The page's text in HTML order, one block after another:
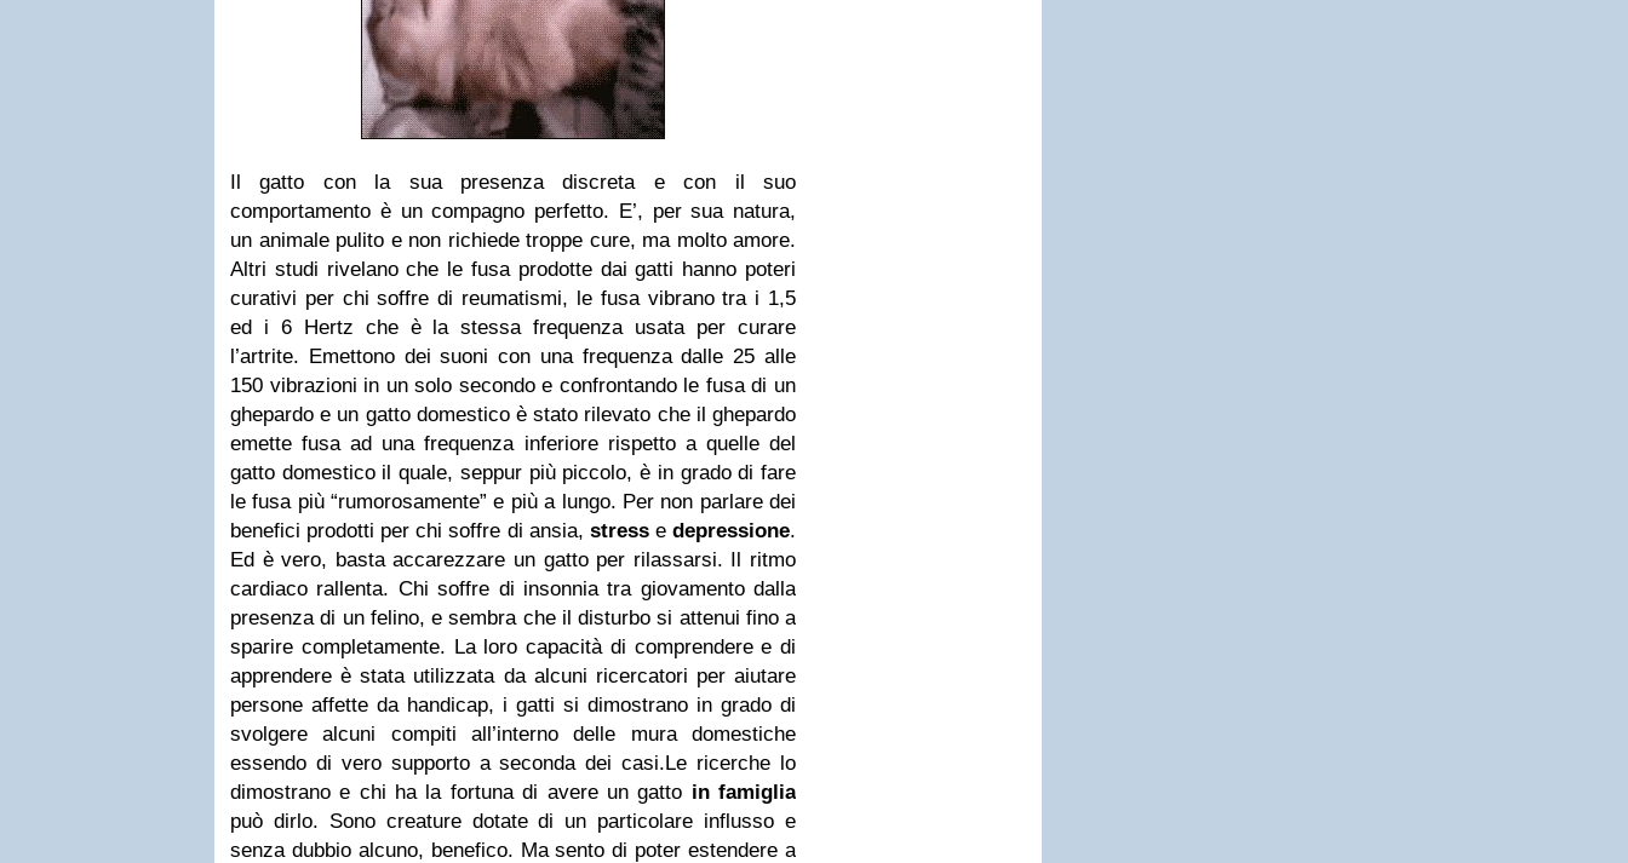
Il gatto con la sua presenza discreta e con il suo
comportamento è un compagno perfetto. E’, per sua natura,
un animale pulito e non richiede troppe cure, ma molto amore.
Altri studi rivelano che le fusa prodotte dai gatti hanno poteri
curativi per chi soffre di reumatismi, le fusa vibrano tra i 1,5
ed i 6 Hertz che è la stessa frequenza usata per curare
l’artrite. Emettono dei suoni con una frequenza dalle 25 alle
150 vibrazioni in un solo secondo e confrontando le fusa di un
ghepardo e un gatto domestico è stato rilevato che il ghepardo
emette fusa ad una frequenza inferiore rispetto a quelle del
gatto domestico il quale, seppur più piccolo, è in grado di fare
le fusa più “rumorosamente” e più a lungo. Per non parlare dei
benefici prodotti per chi soffre di ansia, stressedepressione.
Ed è vero, basta accarezzare un gatto per rilassarsi. Il ritmo
cardiaco rallenta. Chi soffre di insonnia tra giovamento dalla
presenza di un felino, e sembra che il disturbo si attenui fino a
sparire completamente. La loro capacità di comprendere e di
apprendere è stata utilizzata da alcuni ricercatori per aiutare
persone affette da handicap, i gatti si dimostrano in grado di
svolgere alcuni compiti all’interno delle mura domestiche
essendo di vero supporto a seconda dei casi.Le ricerche lo
dimostrano e chi ha la fortuna di avere un gatto in famiglia
può dirlo. Sono creature dotate di un particolare influsso e
senza dubbio alcuno, benefico. Ma sento di poter estendere a